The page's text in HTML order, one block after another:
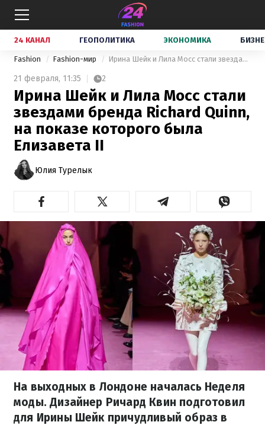
24 КАНАЛ ГЕОПОЛИТИКА ЭКОНОМИКА
Fashion Fashion-мир Ирина Шейк и Лила Мосс стали звездами бренда Richard Quinn, на показе которого была Елизавета II
21 февраля, 11:35 2
Ирина Шейк и Лила Мосс стали
звездами бренда Richard Quinn,
на показе которого была
Елизавета II
Юлия Турелык
На выходных в Лондоне началась Неделя
моды. Дизайнер Ричард Квин подготовил
для Ирины Шейк причудливый образ в